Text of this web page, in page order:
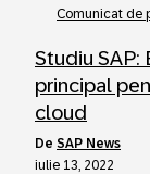
Comunicat de
Studiu SAP:
principal
cloud
de SAP News
iulie 13, 2022